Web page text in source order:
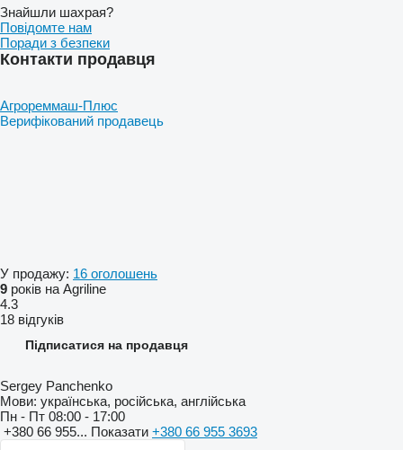
Знайшли шахрая?
Повідомте нам
Поради з безпеки
Контакти продавця
Агрореммаш-Плюс
Верифікований продавець
У продажу: 16 оголошень
9 років на Agriline
4.3
18 відгуків
Підписатися на продавця
Sergey Panchenko
Мови: українська, російська, англійська
Пн - Пт 08:00 - 17:00
+380 66 955... Показати +380 66 955 3693